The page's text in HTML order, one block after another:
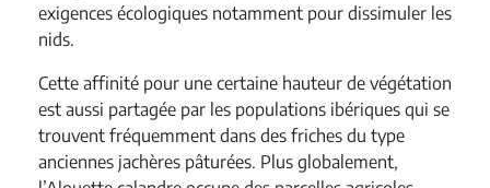
exigences écologiques notamment pour dissimuler les
nids.
Cette affinité pour une certaine hauteur de végétation
est aussi partagée par les populations ibériques qui se
trouvent fréquemment dans des friches du type
anciennes jachères pâturées. Plus globalement,